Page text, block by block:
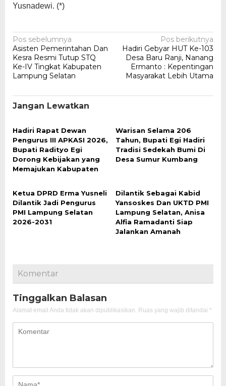
Yusnadewi. (*)
Navigasi
pos
Pos sebelumnya
Asisten Pemerintahan Dan
Kesra Resmi Tutup STQ
Ke-IV Tingkat Kabupaten
Lampung Selatan
Pos berikutnya
Hadiri Gebyar HUT Ke-103
Desa Baru Ranji, Nanang
Ermanto : Kepentingan
Masyarakat Lebih Utama
Jangan Lewatkan
Hadiri Rapat Dewan
Pengurus III APKASI 2026,
Bupati Radityo Egi
Dorong Kebijakan yang
Memajukan Kabupaten
Warisan Selama 206
Tahun, Bupati Egi Hadiri
Tradisi Sedekah Bumi Di
Desa Sumur Kumbang
Ketua DPRD Erma Yusneli
Dilantik Jadi Pengurus
PMI Lampung Selatan
2026-2031
Dilantik Sebagai Kabid
Yansoskes Dan UKTD PMI
Lampung Selatan, Anisa
Alfia Ramadanti Siap
Jalankan Amanah
Komentar
Tinggalkan Balasan
Alamat email Anda tidak akan dipublikasikan. Ruas yang wajib ditandai *